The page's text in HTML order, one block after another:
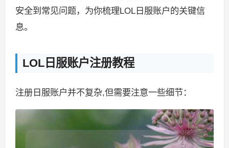
安全到常见问题，为你梳理LOL日服账户的关键信
息。
LOL日服账户注册教程
注册日服账户并不复杂,但需要注意一些细节：